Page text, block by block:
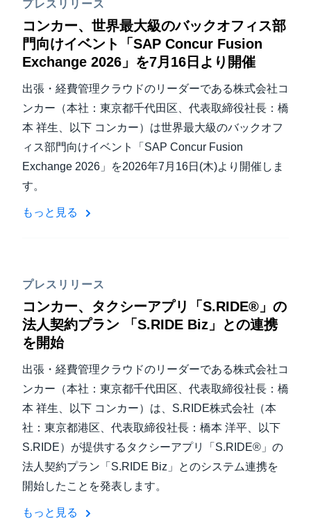
プレスリリース
コンカー、世界最大級のバックオフィス部
門向けイベント「SAP Concur Fusion
Exchange 2026」を7月16日より開催
出張・経費管理クラウドのリーダーである株式会社コ
ンカー（本社：東京都千代田区、代表取締役社長：橋
本 祥生、以下 コンカー）は世界最大級のバックオフ
ィス部門向けイベント「SAP Concur Fusion
Exchange 2026」を2026年7月16日(木)より開催しま
す。
もっと見る
プレスリリース
コンカー、タクシーアプリ「S.RIDE®」の
法人契約プラン 「S.RIDE Biz」との連携
を開始
出張・経費管理クラウドのリーダーである株式会社コ
ンカー（本社：東京都千代田区、代表取締役社長：橋
本 祥生、以下 コンカー）は、S.RIDE株式会社（本
社：東京都港区、代表取締役社長：橋本 洋平、以下
S.RIDE）が提供するタクシーアプリ「S.RIDE®」の
法人契約プラン「S.RIDE Biz」とのシステム連携を
開始したことを発表します。
もっと見る